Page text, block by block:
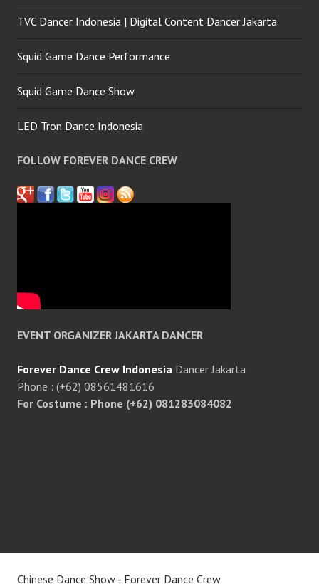
TVC Dancer Indonesia | Digital Content Dancer Jakarta
Squid Game Dance Performance
Squid Game Dance Show
LED Tron Dance Indonesia
FOLLOW FOREVER DANCE CREW
EVENT ORGANIZER JAKARTA DANCER
Forever Dance Crew Indonesia Dancer Jakarta
Phone : (+62) 08561481616
For Costume : Phone (+62) 081283084082
Chinese Dance Show - Forever Dance Crew